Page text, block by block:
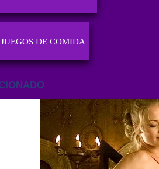
JUEGOS DE COMIDA